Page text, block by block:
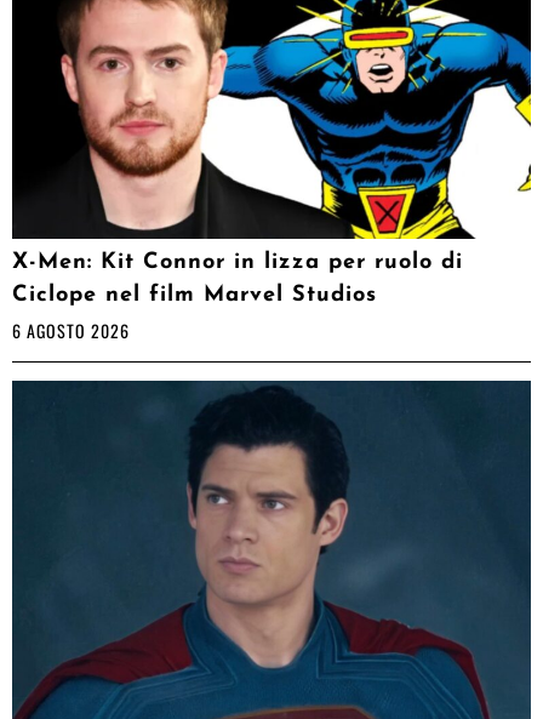
X-Men: Kit Connor in lizza per ruolo di
Ciclope nel film Marvel Studios
6 AGOSTO 2026